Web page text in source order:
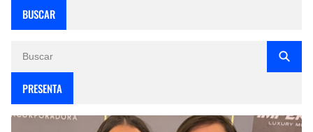
BUSCAR
PRESENTA